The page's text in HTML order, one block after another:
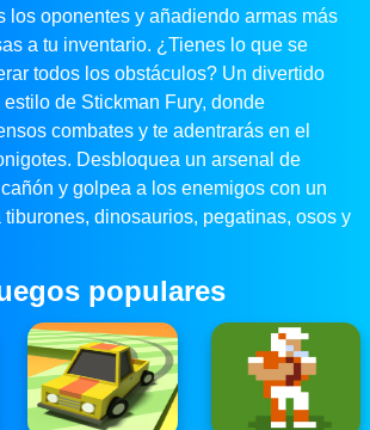
los oponentes y añadiendo armas más
a tu inventario. ¿Tienes lo que se
todos los obstáculos? Un divertido
de Stickman Fury, donde
combates y te adentrarás en el
Desbloquea un arsenal de
y golpea a los enemigos con un
tiburones, dinosaurios, pegatinas, osos y
populares